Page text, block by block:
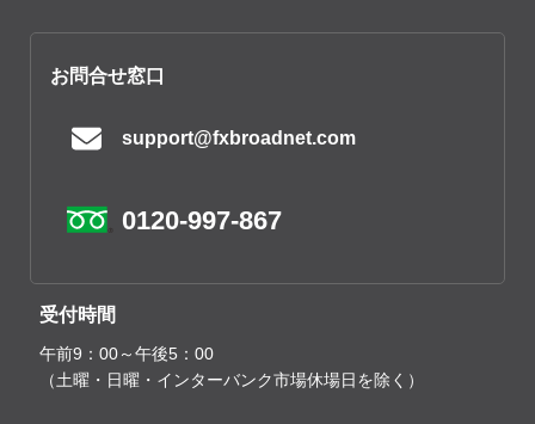
お問合せ窓口
support@fxbroadnet.com
0120-997-867
受付時間
午前9：00～午後5：00
（土曜・日曜・インターバンク市場休場日を除く）